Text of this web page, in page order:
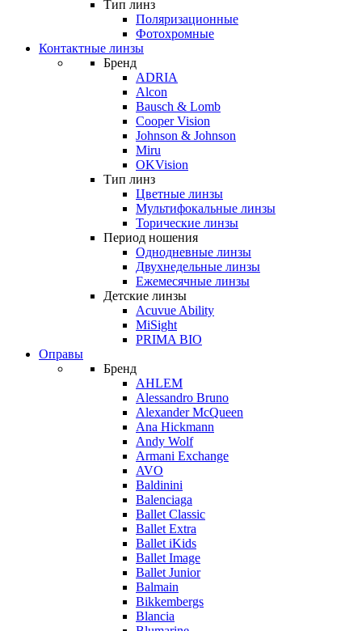
Тип линз
Поляризационные
Фотохромные
Контактные линзы
Бренд
ADRIA
Alcon
Bausch & Lomb
Cooper Vision
Johnson & Johnson
Miru
OKVision
Тип линз
Цветные линзы
Мультифокальные линзы
Торические линзы
Период ношения
Однодневные линзы
Двухнедельные линзы
Ежемесячные линзы
Детские линзы
Acuvue Ability
MiSight
PRIMA BIO
Оправы
Бренд
AHLEM
Alessandro Bruno
Alexander McQueen
Ana Hickmann
Andy Wolf
Armani Exchange
AVO
Baldinini
Balenciaga
Ballet Classic
Ballet Extra
Ballet iKids
Ballet Image
Ballet Junior
Balmain
Bikkembergs
Blancia